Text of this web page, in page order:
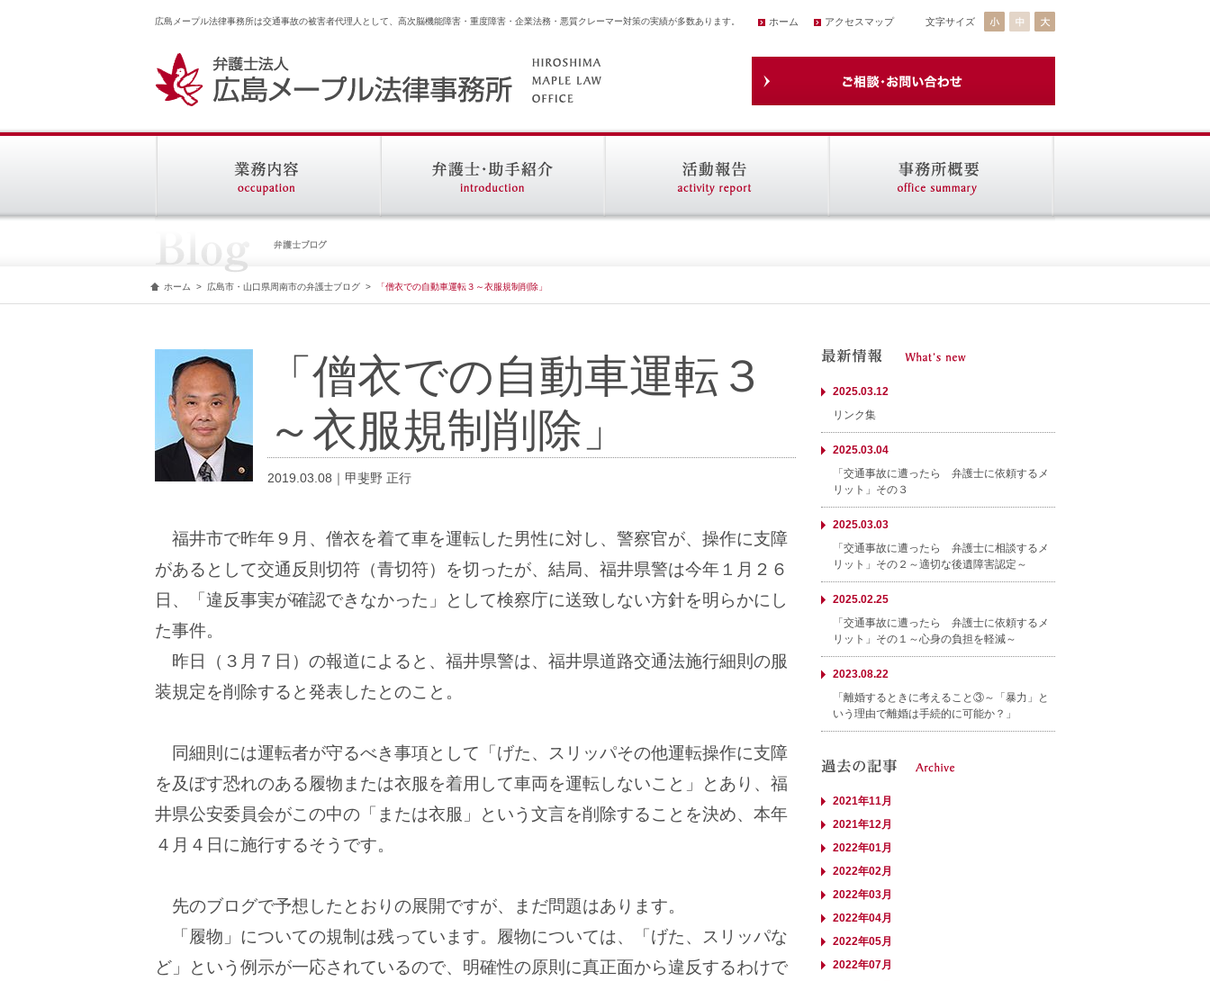
広島メープル法律事務所は交通事故の被害者代理人として、高次脳機能障害・重度障害・企業法務・悪質クレーマー対策の実績が多数あります。 ホーム アクセスマップ 文字サイズ
ホーム > 広島市・山口県周南市の弁護士ブログ > 「僧衣での自動車運転３～衣服規制削除」
「僧衣での自動車運転３
～衣服規制削除」
2019.03.08｜甲斐野 正行
福井市で昨年９月、僧衣を着て車を運転した男性に対し、警察官が、操作に支障
があるとして交通反則切符（青切符）を切ったが、結局、福井県警は今年１月２６
日、「違反事実が確認できなかった」として検察庁に送致しない方針を明らかにし
た事件。
昨日（３月７日）の報道によると、福井県警は、福井県道路交通法施行細則の服
装規定を削除すると発表したとのこと。
同細則には運転者が守るべき事項として「げた、スリッパその他運転操作に支障
を及ぼす恐れのある履物または衣服を着用して車両を運転しないこと」とあり、福
井県公安委員会がこの中の「または衣服」という文言を削除することを決め、本年
４月４日に施行するそうです。
先のブログで予想したとおりの展開ですが、まだ問題はあります。
「履物」についての規制は残っています。履物については、「げた、スリッパな
ど」という例示が一応されているので、明確性の原則に真正面から違反するわけで
2025.03.12
リンク集
2025.03.04
「交通事故に遭ったら 弁護士に依頼するメ
リット」その３
2025.03.03
「交通事故に遭ったら 弁護士に相談するメ
リット」その２～適切な後遺障害認定～
2025.02.25
「交通事故に遭ったら 弁護士に依頼するメ
リット」その１～心身の負担を軽減～
2023.08.22
「離婚するときに考えること③～「暴力」と
いう理由で離婚は手続的に可能か？」
2021年11月
2021年12月
2022年01月
2022年02月
2022年03月
2022年04月
2022年05月
2022年07月